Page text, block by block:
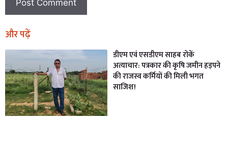
और पढ़ें
डीएम एवं एसडीएम साहब रोकें
अत्याचार: पत्रकार की कृषि जमीन हड़पने
की राजस्व कर्मियों की मिली भगत
साजिश!